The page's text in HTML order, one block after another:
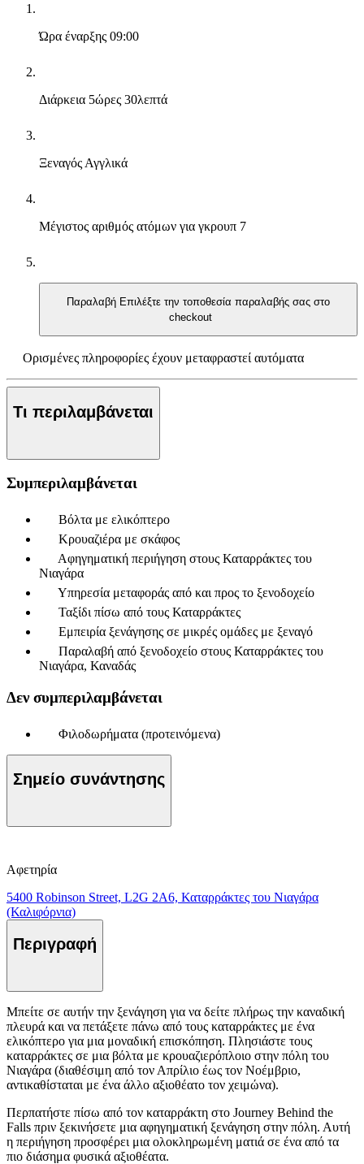
Ώρα έναρξης 09:00
Διάρκεια 5ώρες 30λεπτά
Ξεναγός Αγγλικά
Μέγιστος αριθμός ατόμων για γκρουπ 7
Παραλαβή Επιλέξτε την τοποθεσία παραλαβής σας στο
checkout
Ορισμένες πληροφορίες έχουν μεταφραστεί αυτόματα
Τι περιλαμβάνεται
Συμπεριλαμβάνεται
Βόλτα με ελικόπτερο
Κρουαζιέρα με σκάφος
Αφηγηματική περιήγηση στους Καταρράκτες του
Νιαγάρα
Υπηρεσία μεταφοράς από και προς το ξενοδοχείο
Ταξίδι πίσω από τους Καταρράκτες
Εμπειρία ξενάγησης σε μικρές ομάδες με ξεναγό
Παραλαβή από ξενοδοχείο στους Καταρράκτες του
Νιαγάρα, Καναδάς
Δεν συμπεριλαμβάνεται
Φιλοδωρήματα (προτεινόμενα)
Σημείο συνάντησης
Αφετηρία
5400 Robinson Street, L2G 2A6, Καταρράκτες του Νιαγάρα
(Καλιφόρνια)
Περιγραφή
Μπείτε σε αυτήν την ξενάγηση για να δείτε πλήρως την καναδική
πλευρά και να πετάξετε πάνω από τους καταρράκτες με ένα
ελικόπτερο για μια μοναδική επισκόπηση. Πλησιάστε τους
καταρράκτες σε μια βόλτα με κρουαζιερόπλοιο στην πόλη του
Νιαγάρα (διαθέσιμη από τον Απρίλιο έως τον Νοέμβριο,
αντικαθίσταται με ένα άλλο αξιοθέατο τον χειμώνα).
Περπατήστε πίσω από τον καταρράκτη στο Journey Behind the
Falls πριν ξεκινήσετε μια αφηγηματική ξενάγηση στην πόλη. Αυτή
η περιήγηση προσφέρει μια ολοκληρωμένη ματιά σε ένα από τα
πιο διάσημα φυσικά αξιοθέατα.